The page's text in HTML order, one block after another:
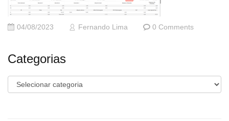
04/08/2023 Fernando Lima 0 Comments
Categorias
Categorias